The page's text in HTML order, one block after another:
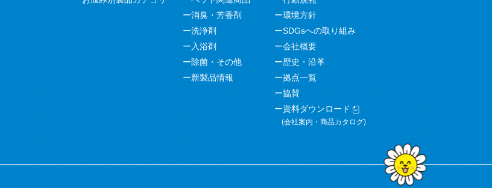
消臭・芳香剤
洗浄剤
入浴剤
除菌・その他
新製品情報
環境方針
SDGsへの取り組み
会社概要
歴史・沿革
拠点一覧
協賛
資料ダウンロード
(会社案内・商品カタログ)